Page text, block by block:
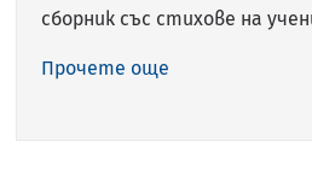
сборник със стихове на
Прочете още